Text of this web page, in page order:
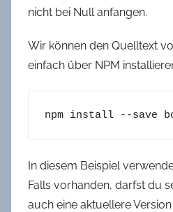
nicht bei Null anfangen.
Wir können den Quelltext
einfach über NPM
npm install --save
In diesem Beispiel
Falls vorhanden, darfst du
auch eine aktuellere